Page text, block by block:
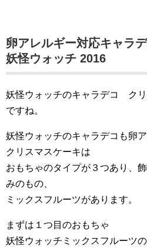
卵アレルギー対応キャラ
妖怪ウォッチ 2016
妖怪ウォッチのキャラデコ ク
ですね。
妖怪ウォッチのキャラデコも卵
クリスマスケーキは
おもちゃのタイプが３つあり、
みのもの、
ミックスフルーツがあります。
まずは１つ目のおもちゃ
妖怪ウォッチミックスフルーツ